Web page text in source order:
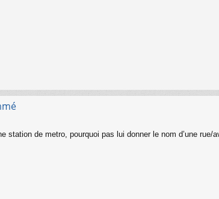
station de metro, pourquoi pas lui donner le nom d’une rue/